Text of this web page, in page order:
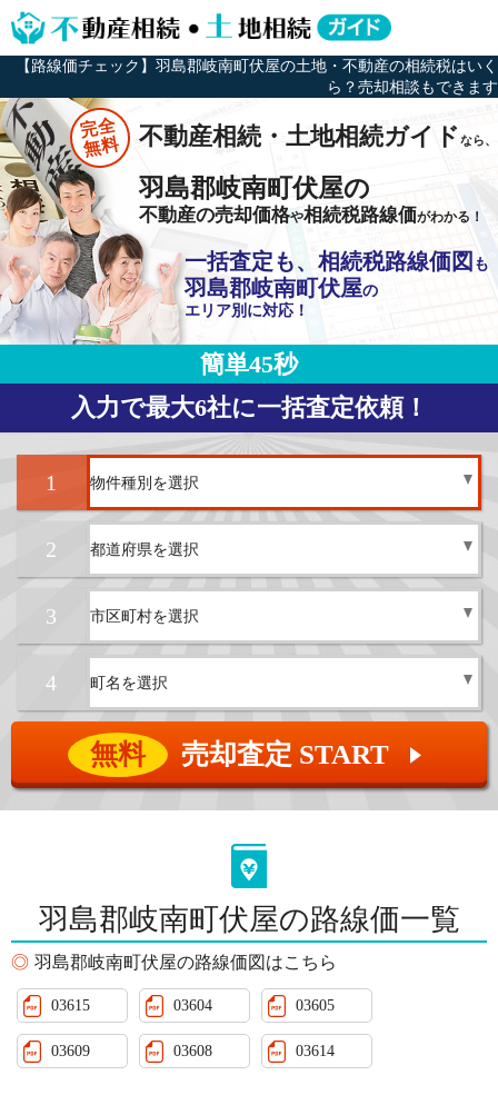
【路線価チェック】羽島郡岐南町伏屋の土地・不動産の相続税はいく
ら？売却相談もできます
完全
無料 不動産相続・土地相続ガイドなら、
羽島郡岐南町伏屋の
不動産の売却価格や相続税路線価がわかる！
一括査定も、相続税路線価図 も
羽島郡岐南町伏屋の
エリア別に対応！
簡単45秒
入力で最大6社に一括査定依頼！
1
2
3
4
無料 売却査定 START ▲
羽島郡岐南町伏屋の路線価一覧
羽島郡岐南町伏屋の路線価図はこちら
03615 03604 03605
03609 03608 03614